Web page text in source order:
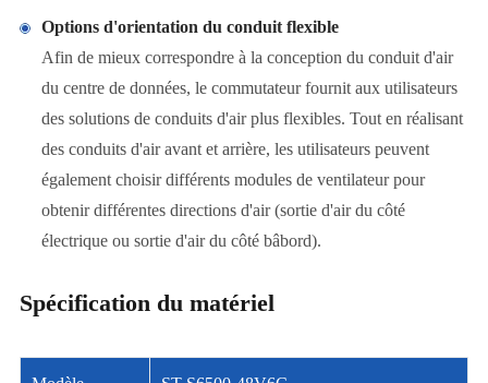
Options d'orientation du conduit flexible
Afin de mieux correspondre à la conception du conduit d'air
du centre de données, le commutateur fournit aux utilisateurs
des solutions de conduits d'air plus flexibles. Tout en réalisant
des conduits d'air avant et arrière, les utilisateurs peuvent
également choisir différents modules de ventilateur pour
obtenir différentes directions d'air (sortie d'air du côté
électrique ou sortie d'air du côté bâbord).
Spécification du matériel